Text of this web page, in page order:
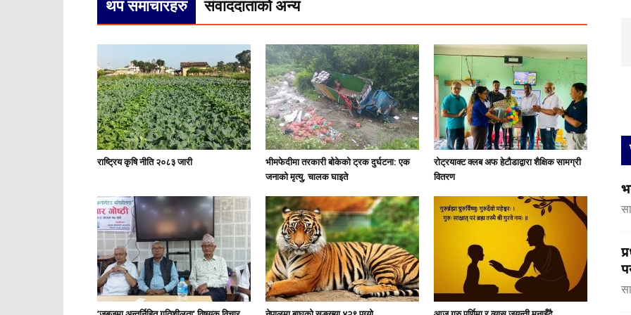
थप समाचारहरु संवाददाताको अन्य
राष्ट्रिय कृषि नीति २०८३ जारी
भीमफेदीमा तरकारी बोकेको ट्रक दुर्घटना: एक
जनाको मृत्यु, चालक घाइते
रोट्रयाक्ट क्लब अफ हेटौडाद्वारा शैक्षिक सामग्री
वितरण